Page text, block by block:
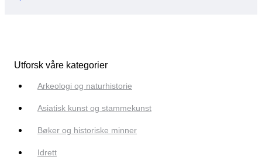
Utforsk våre kategorier
Arkeologi og naturhistorie
Asiatisk kunst og stammekunst
Bøker og historiske minner
Idrett